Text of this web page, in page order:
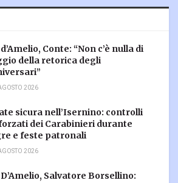
Conte: “Non c’è nulla di
della retorica degli
2026
sicura nell’Isernino: controlli
dei Carabinieri durante
e feste patronali
2026
Salvatore Borsellino: